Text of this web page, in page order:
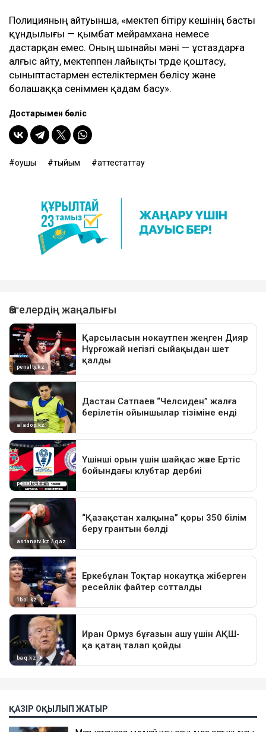
Полицияның айтуынша, «мектеп бітіру кешінің басты
құндылығы — қымбат мейрамхана немесе
дастарқан емес. Оның шынайы мәні — ұстаздарға
алғыс айту, мектеппен лайықты түрде қоштасу,
сыныптастармен естеліктермен бөлісу және
болашаққа сеніммен қадам басу».
Достарыңмен бөліс
оқушы тыйым аттестаттау
ҚАЗІР ОҚЫЛЫП ЖАТЫР